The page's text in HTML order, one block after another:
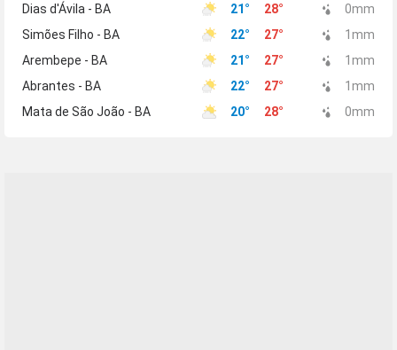
Dias d'Ávila - BA 21° 28° 0mm
Simões Filho - BA
22° 27° 1 mm
Arembepe - BA
21° 27° 1 mm
Abrantes - BA
22° 27° 1 mm
Mata de São João - BA
20° 28° 0mm